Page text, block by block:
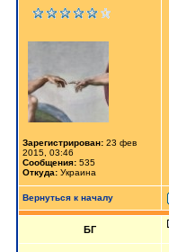
Зарегистрирован: 23 фев
2015, 03:46
Сообщения: 535
Откуда: Украина
Вернуться к началу
БГ